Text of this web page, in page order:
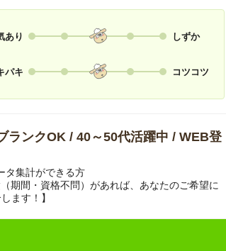
あり しずか
パキ コツコツ
ランクOK / 40～50代活躍中 / WEB登
タ集計ができる方
期間・資格不問）があれば、あなたのご希望に
ます！】